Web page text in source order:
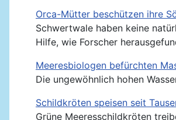
Orca-Mütter beschützen ihre
Schwertwale haben keine
Hilfe, wie Forscher
Meeresbiologen befürchten
Die ungewöhnlich hohen
Schildkröten speisen seit
Grüne Meeresschildkröten